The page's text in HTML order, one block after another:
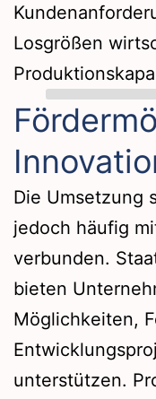
Losgrößen
Die Umsetzung
jedoch häufig
verbunden.
bieten
Möglichkeiten,
unterstützen.